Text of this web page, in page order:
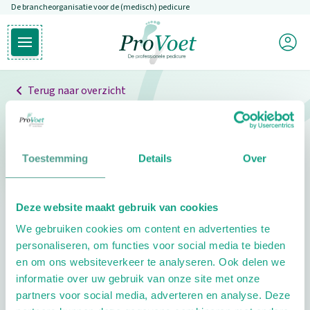
Toestemming Details Over
Deze website maakt gebruik van cookies
We gebruiken cookies om content en advertenties te
personaliseren, om functies voor social media te bieden
en om ons websiteverkeer te analyseren. Ook delen we
informatie over uw gebruik van onze site met onze
partners voor social media, adverteren en analyse. Deze
Overslaan en naar de inhoud gaan
De brancheorganisatie voor de (medisch) pedicure
Open hoofdmenu
Ga naar de homepagina
Mijn
Terug naar overzicht
Professionals
Pedicure niet gevonden
pedicure.